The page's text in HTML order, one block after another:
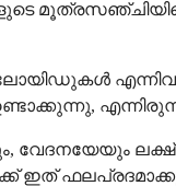
എന്നിവ
വേദനയേയും